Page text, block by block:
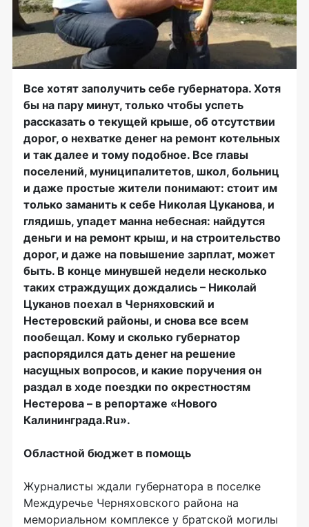
Все хотят заполучить себе губернатора. Хотя
бы на пару минут, только чтобы успеть
рассказать о текущей крыше, об отсутствии
дорог, о нехватке денег на ремонт котельных
и так далее и тому подобное. Все главы
поселений, муниципалитетов, школ, больниц
и даже простые жители понимают: стоит им
только заманить к себе Николая Цуканова, и
глядишь, упадет манна небесная: найдутся
деньги и на ремонт крыш, и на строительство
дорог, и даже на повышение зарплат, может
быть. В конце минувшей недели несколько
таких страждущих дождались – Николай
Цуканов поехал в Черняховский и
Нестеровский районы, и снова все всем
пообещал. Кому и сколько губернатор
распорядился дать денег на решение
насущных вопросов, и какие поручения он
раздал в ходе поездки по окрестностям
Нестерова – в репортаже «Нового
Калининграда.Ru».
Областной бюджет в помощь
Журналисты ждали губернатора в поселке
Междуречье Черняховского района на
мемориальном комплексе у братской могилы